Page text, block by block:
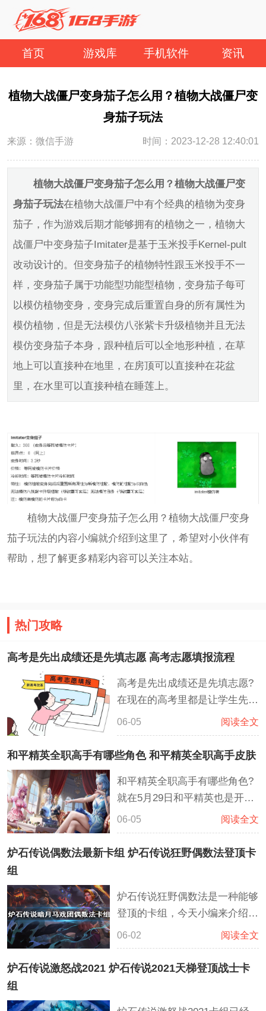
首页 游戏库 手机软件 资讯
植物大战僵尸变身茄子怎么用？植物大战僵尸变
身茄子玩法
来源：微信手游 时间：2023-12-28 12:40:01
植物大战僵尸变身茄子怎么用？植物大战僵尸变
身茄子玩法在植物大战僵尸中有个经典的植物为变身
茄子，作为游戏后期才能够拥有的植物之一，植物大
战僵尸中变身茄子Imitater是基于玉米投手Kernel-pult
改动设计的。但变身茄子的植物特性跟玉米投手不一
样，变身茄子属于功能型功能型植物，变身茄子每可
以模仿植物变身，变身完成后重置自身的所有属性为
模仿植物，但是无法模仿八张紫卡升级植物并且无法
模仿变身茄子本身，跟种植后可以全地形种植，在草
地上可以直接种在地里，在房顶可以直接种在花盆
里，在水里可以直接种植在睡莲上。
植物大战僵尸变身茄子怎么用？植物大战僵尸变身
茄子玩法的内容小编就介绍到这里了，希望对小伙伴有
帮助，想了解更多精彩内容可以关注本站。
热门攻略
高考是先出成绩还是先填志愿 高考志愿填报流程
高考是先出成绩还是先填志愿?
在现在的高考里都是让学生先知
道成绩，然后再去查自身排名和
各学校的分数线，这样子可以降
低考生报志愿时各种不清楚确
报名到自己心仪的大学，大大减
少了盲目报名导致滑档的风险
06-05 阅读全文
和平精英全职高手有哪些角色 和平精英全职高手皮肤
和平精英全职高手有哪些角色?
就在5月29日和平精英也是开展
了与全职高手的联动，这次联动
主要同步上线了联动皮肤，主要
有君莫笑、沐雨橙风、寒烟柔三
06-05 阅读全文
炉石传说偶数法最新卡组 炉石传说狂野偶数法登顶卡
组
炉石传说狂野偶数法是一种能够
登顶的卡组，今天小编来介绍一
下关于炉石传说偶数法最新卡组
的相关内容。这套偶数法在偶数
的基础上搭配的宇宙的模式，通
06-02 阅读全文
炉石传说激怒战2021 炉石传说2021天梯登顶战士卡
组